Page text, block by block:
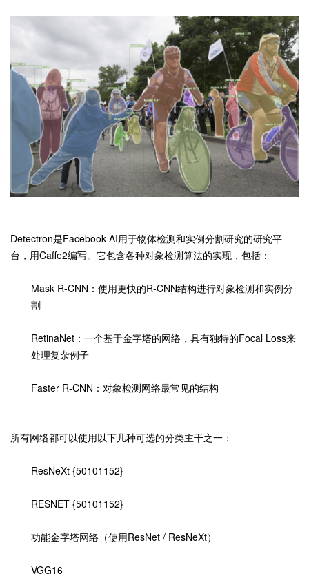
Detectron是Facebook AI用于物体检测和实例分割研究的研究平
台，用Caffe2编写。它包含各种对象检测算法的实现，包括：
Mask R-CNN：使用更快的R-CNN结构进行对象检测和实例分
割
RetinaNet：一个基于金字塔的网络，具有独特的Focal Loss来
处理复杂例子
Faster R-CNN：对象检测网络最常见的结构
所有网络都可以使用以下几种可选的分类主干之一：
ResNeXt {50101152}
RESNET {50101152}
功能金字塔网络（使用ResNet / ResNeXt）
VGG16